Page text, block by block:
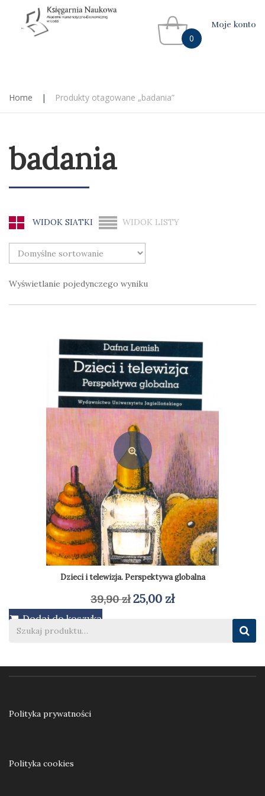
0
Moje konto
Home | Produkty otagowane „badania”
badania
WIDOK SIATKI WIDOK LISTY
Wyświetlanie pojedynczego wyniku
Dzieci i telewizja. Perspektywa globalna
39,90zł Pierwotna
25,00 złAktualna
Dodaj do koszyka
Polityka prywatności
Polityka cookies